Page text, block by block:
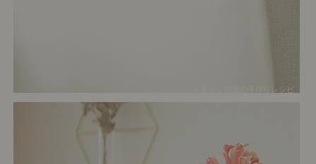
# 春めく部屋の手作りレシピ